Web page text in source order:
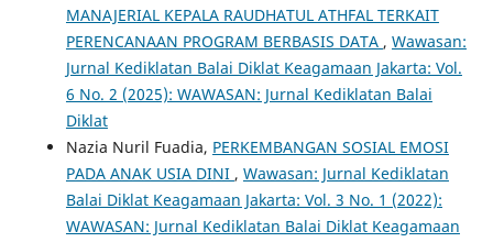
MANAJERIAL KEPALA RAUDHATUL ATHFAL TERKAIT
PERENCANAAN PROGRAM BERBASIS DATA , Wawasan:
Jurnal Kediklatan Balai Diklat Keagamaan Jakarta: Vol.
6 No. 2 (2025): WAWASAN: Jurnal Kediklatan Balai
Diklat
Nazia Nuril Fuadia, PERKEMBANGAN SOSIAL EMOSI
PADA ANAK USIA DINI , Wawasan: Jurnal Kediklatan
Balai Diklat Keagamaan Jakarta: Vol. 3 No. 1 (2022):
WAWASAN: Jurnal Kediklatan Balai Diklat Keagamaan